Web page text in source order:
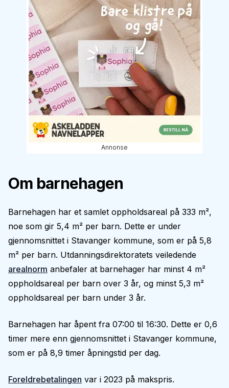
Annonse
Om barnehagen
Barnehagen har et samlet oppholdsareal på 333 m²,
noe som gir 5,4 m² per barn. Dette er under
gjennomsnittet i Stavanger kommune, som er på 5,8
m² per barn. Utdanningsdirektoratets veiledende
arealnorm anbefaler at barnehager har minst 4 m²
oppholdsareal per barn over 3 år, og minst 5,3 m²
oppholdsareal per barn under 3 år.
Barnehagen har åpent fra 07:00 til 16:30. Dette er 0,6
timer mere enn gjennomsnittet i Stavanger kommune,
som er på 8,9 timer åpningstid per dag.
Foreldrebetalingen var i 2023 på makspris.